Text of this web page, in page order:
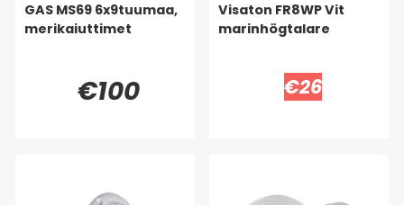
GAS MS69 6x9tuumaa,
merikaiuttimet
€100
Visaton FR8WP Vit
marinhögtalare
€26